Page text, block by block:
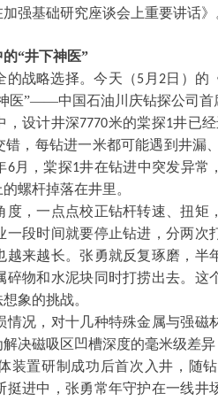
强基础研究座谈会上重要讲话》
的“井下神医”
的战略选择。今天（5 月 2日）的
医”——中国石油川庆钻探公司首
，设计井深7770米的棠探1井已
，每钻进一米都可能遇到井漏
6月，棠探1井在钻进中突发异常
螺杆掉落在井里。
，一点点校正钻杆转速、扭矩，
一段时间就要停止钻进，分两次
越来越长。张勇就反复琢磨，半
碎物和水泥块同时打捞出去。这
象的挑战。
况，对十几种特殊金属与强磁
决磁吸区凹槽深度的毫米级差异
装置研制成功后首次入井，随钻
挺进中，张勇常年守护在一线井